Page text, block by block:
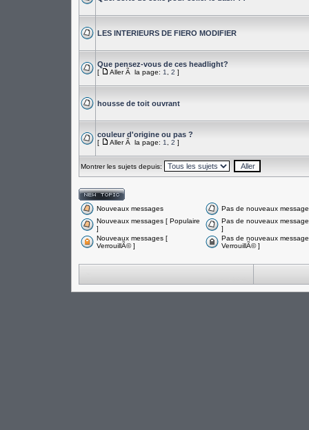
LES INTERIEURS DE FIERO MODIFIER
Que pensez-vous de ces headlight?
[ Aller Ã la page: 1 2 ]
housse de toit ouvrant
couleur d'origine ou pas ?
[ Aller Ã la page: 1 2 ]
Montrer les sujets depuis:
Nouveaux messages
Pas de nouveaux
Nouveaux messages [ Populaire
]
Pas de nouveaux
]
Nouveaux messages [
VerrouillÃ© ]
Pas de nouveaux
VerrouillÃ© ]